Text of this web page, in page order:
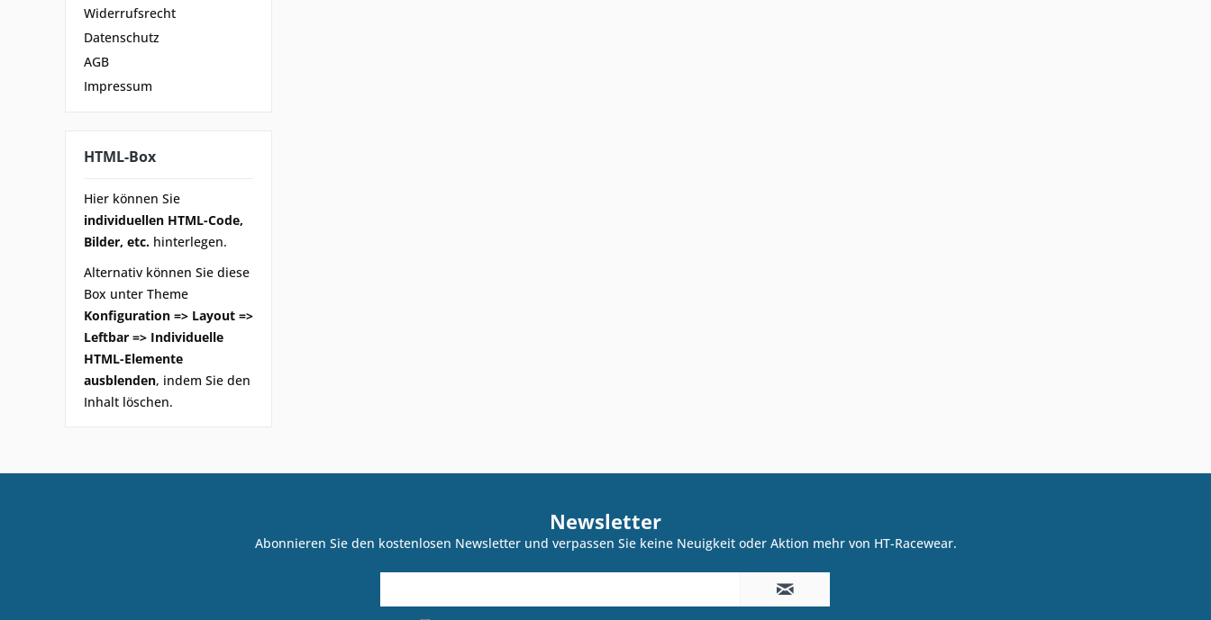
Widerrufsrecht
Datenschutz
AGB
Impressum
HTML-Box
Hier können Sie
individuellen HTML-Code,
Bilder, etc. hinterlegen.
Alternativ können Sie diese
Box unter Theme
Konfiguration => Layout =>
Leftbar => Individuelle
HTML-Elemente
ausblenden, indem Sie den
Inhalt löschen.
Newsletter
Abonnieren Sie den kostenlosen Newsletter und verpassen Sie keine Neuigkeit oder Aktion mehr von HT-Racewear.